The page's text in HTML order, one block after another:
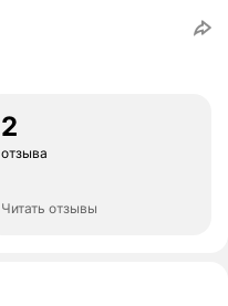
2
отзыва
Читать отзывы